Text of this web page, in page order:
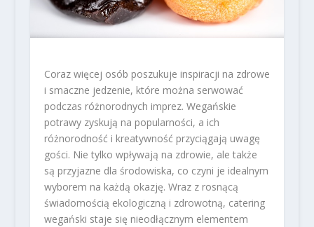
Coraz więcej osób poszukuje inspiracji na zdrowe
i smaczne jedzenie, które można serwować
podczas różnorodnych imprez. Wegańskie
potrawy zyskują na popularności, a ich
różnorodność i kreatywność przyciągają uwagę
gości. Nie tylko wpływają na zdrowie, ale także
są przyjazne dla środowiska, co czyni je idealnym
wyborem na każdą okazję. Wraz z rosnącą
świadomością ekologiczną i zdrowotną, catering
wegański staje się nieodłącznym elementem